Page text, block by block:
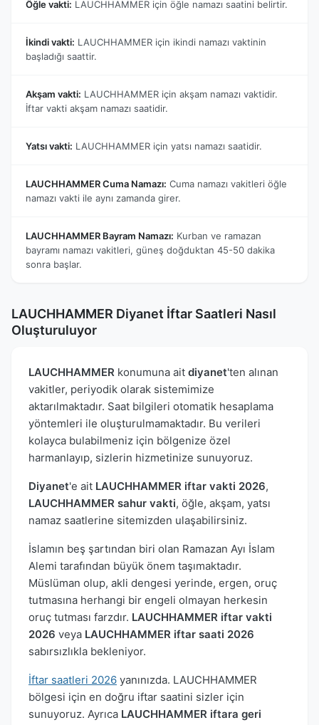
Öğle vakti: LAUCHHAMMER için öğle namazı saatini belirtir.
İkindi vakti: LAUCHHAMMER için ikindi namazı vaktinin
başladığı saattir.
Akşam vakti: LAUCHHAMMER için akşam namazı vaktidir.
İftar vakti akşam namazı saatidir.
Yatsı vakti: LAUCHHAMMER için yatsı namazı saatidir.
LAUCHHAMMER Cuma Namazı: Cuma namazı vakitleri öğle
namazı vakti ile aynı zamanda girer.
LAUCHHAMMER Bayram Namazı: Kurban ve ramazan
bayramı namazı vakitleri, güneş doğduktan 45-50 dakika
sonra başlar.
LAUCHHAMMER Diyanet İftar Saatleri Nasıl
Oluşturuluyor
LAUCHHAMMER konumuna ait diyanet'ten alınan
vakitler, periyodik olarak sistemimize
aktarılmaktadır. Saat bilgileri otomatik hesaplama
yöntemleri ile oluşturulmamaktadır. Bu verileri
kolayca bulabilmeniz için bölgenize özel
harmanlayıp, sizlerin hizmetinize sunuyoruz.
Diyanet'e ait LAUCHHAMMER iftar vakti 2026,
LAUCHHAMMER sahur vakti, öğle, akşam, yatsı
namaz saatlerine sitemizden ulaşabilirsiniz.
İslamın beş şartından biri olan Ramazan Ayı İslam
Alemi tarafından büyük önem taşımaktadır.
Müslüman olup, akli dengesi yerinde, ergen, oruç
tutmasına herhangi bir engeli olmayan herkesin
oruç tutması farzdır. LAUCHHAMMER iftar vakti
2026 veya LAUCHHAMMER iftar saati 2026
sabırsızlıkla bekleniyor.
İftar saatleri 2026 yanınızda. LAUCHHAMMER
bölgesi için en doğru iftar saatini sizler için
sunuyoruz. Ayrıca LAUCHHAMMER iftara geri